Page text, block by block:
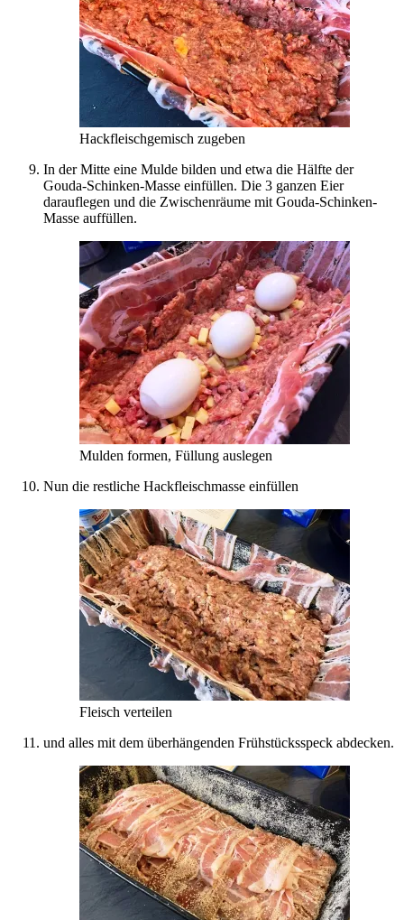
Hackfleischgemisch zugeben
In der Mitte eine Mulde bilden und etwa die Hälfte der
Gouda-Schinken-Masse einfüllen. Die 3 ganzen Eier
darauflegen und die Zwischenräume mit Gouda-Schinken-
Masse auffüllen.
Mulden formen, Füllung auslegen
Nun die restliche Hackfleischmasse einfüllen
Fleisch verteilen
und alles mit dem überhängenden Frühstücksspeck abdecken.